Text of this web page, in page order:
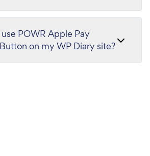
POWR Apple Pay
on my WP Diary site?